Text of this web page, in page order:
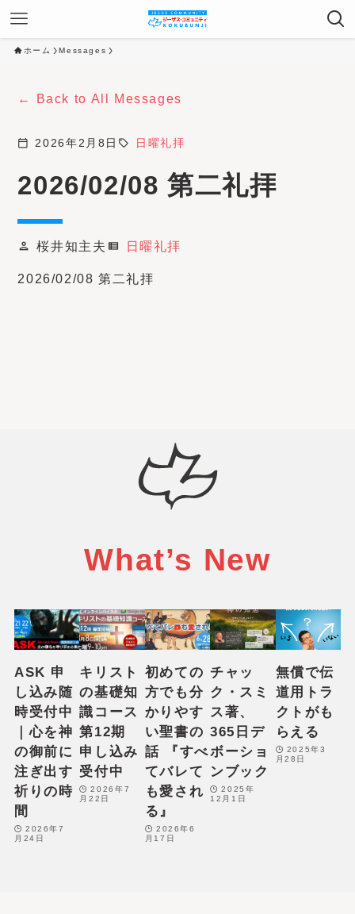
ホーム Messages
Back to All Messages
calendar_today 2026年2月8日 sell 日曜礼拝
2026/02/08 第二礼拝
person 桜井知主夫 view_list 日曜礼拝
2026/02/08 第二礼拝
What’s New
ASK 申
し込み随
時受付中
｜心を神
の御前に
注ぎ出す
祈りの時
間
2026年7
月24日
キリスト
の基礎知
識コース
第12期
申し込み
受付中
2026年7
月22日
初めての
方でも分
かりやす
い聖書の
話 『すべ
てバレて
も愛され
る』
2026年6
月17日
チャッ
ク・スミ
ス著、
365日デ
ボーショ
ンブック
2025年
12月1日
無償で伝
道用トラ
クトがも
らえる
2025年3
月28日